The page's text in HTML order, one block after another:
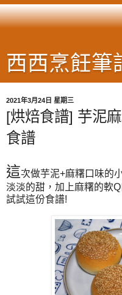
西西烹飪筆
2021年3月24日 星期三
[烘焙食譜] 芋泥
食譜
這次做芋泥+麻糬口味的
淡淡的甜，加上麻糬的軟
試試這份食譜!